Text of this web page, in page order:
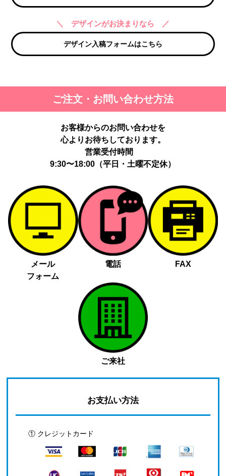
＼ デザインがお決まりなら ／
デザイン入稿フォームはこちら
ご注文・お問い合わせ方法
お客様からのお問い合わせを
心よりお待ちしております。
営業受付時間
9:30〜18:00（平日・土曜不定休）
メール
フォーム
電話 FAX
ご来社
お支払い方法
① クレジットカード